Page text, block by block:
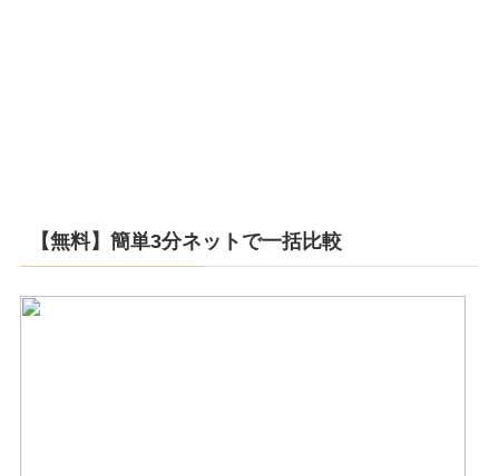
【無料】簡単3分ネットで一括比較